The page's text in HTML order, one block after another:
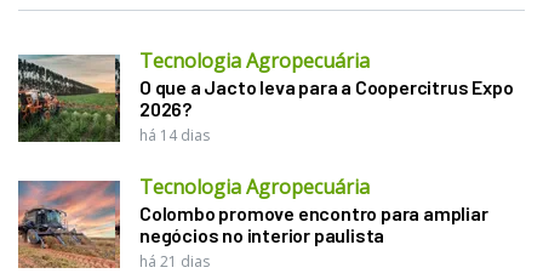
Tecnologia Agropecuária
O que a Jacto leva para a Coopercitrus Expo
2026?
há 14 dias
Tecnologia Agropecuária
Colombo promove encontro para ampliar
negócios no interior paulista
há 21 dias